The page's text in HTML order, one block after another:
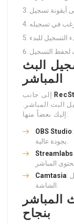
البث
المباشر
البث المباشر.
إليك بعضاً منها:
OBS Studio: أداة مفتوح المصدر تتيح لك بث المحتوى
Streamlabs
Camtasia: برنامج مشهورة لتحرير الفيديو وتسجيل
المباشر
بنجاح